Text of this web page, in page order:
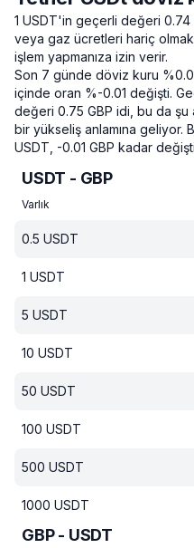
1 USDT'in geçerli değeri 0.74
veya gaz ücretleri hariç olmak
işlem yapmanıza izin verir.
Son 7 günde döviz kuru
içinde oran %-0.01 değişti.
değeri 0.75 GBP idi, bu da
bir yükseliş anlamına geliyor.
USDT, -0.01 GBP kadar
USDT - GBP
Varlık
0.5 USDT
1 USDT
5 USDT
10 USDT
50 USDT
100 USDT
500 USDT
1000 USDT
GBP - USDT